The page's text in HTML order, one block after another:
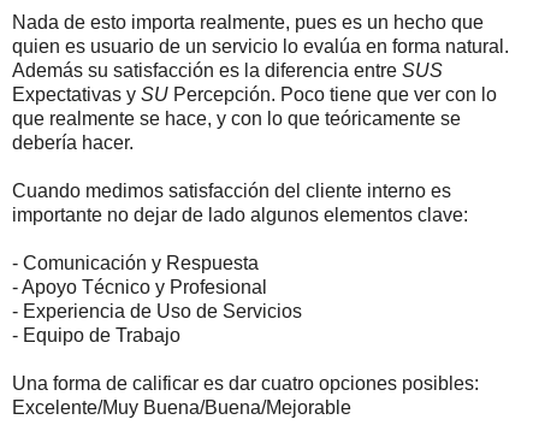
Nada de esto importa realmente, pues es un hecho que
quien es usuario de un servicio lo evalúa en forma natural.
Además su satisfacción es la diferencia entre SUS
Expectativas y SU Percepción. Poco tiene que ver con lo
que realmente se hace, y con lo que teóricamente se
debería hacer.
Cuando medimos satisfacción del cliente interno es
importante no dejar de lado algunos elementos clave:
- Comunicación y Respuesta
- Apoyo Técnico y Profesional
- Experiencia de Uso de Servicios
- Equipo de Trabajo
Una forma de calificar es dar cuatro opciones posibles:
Excelente/Muy Buena/Buena/Mejorable